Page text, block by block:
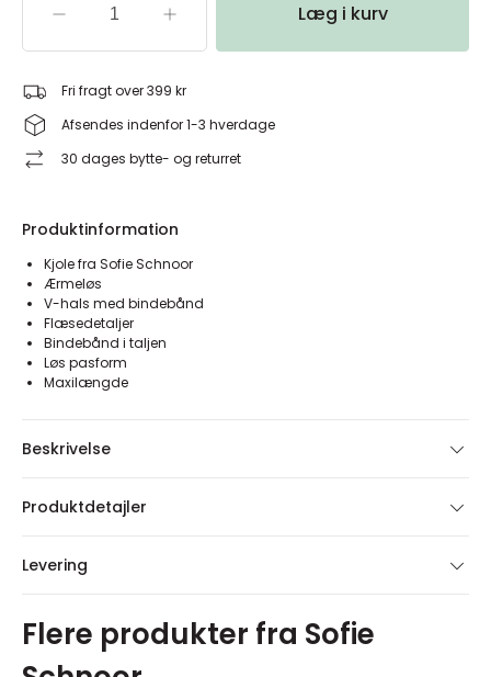
Læg i kurv
Fri fragt over 399 kr
Afsendes indenfor 1-3 hverdage
30 dages bytte- og returret
Produktinformation
Kjole fra Sofie Schnoor
Ærmeløs
V-hals med bindebånd
Flæsedetaljer
Bindebånd i taljen
Løs pasform
Maxilængde
Beskrivelse
Produktdetajler
Levering
Flere produkter fra Sofie